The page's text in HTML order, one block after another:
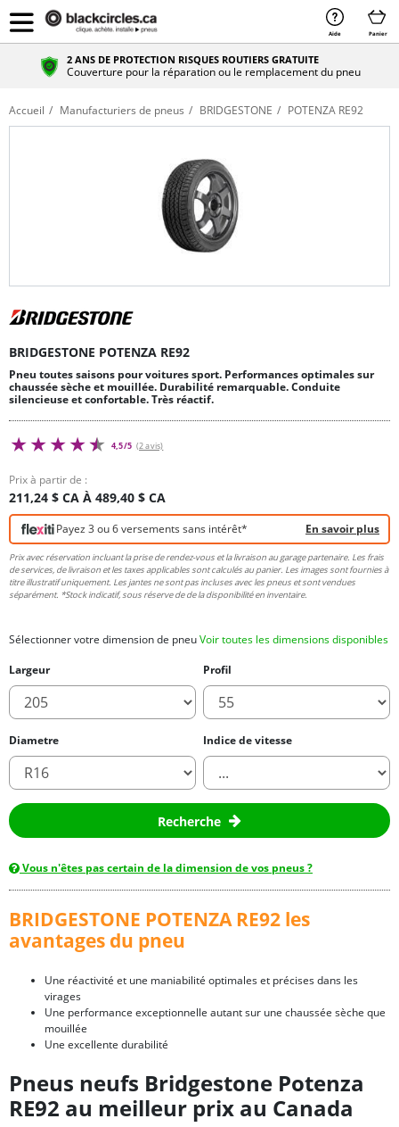
Aide Panier
2 ANS DE PROTECTION RISQUES ROUTIERS GRATUITE
Couverture pour la réparation ou le remplacement du pneu
Accueil Manufacturiers de pneus BRIDGESTONE POTENZA RE92
BRIDGESTONE POTENZA RE92
Pneu toutes saisons pour voitures sport. Performances optimales sur
chaussée sèche et mouillée. Durabilité remarquable. Conduite
silencieuse et confortable. Très réactif.
4,5/5 (2 avis)
Prix à partir de :
211,24 $ CA À 489,40 $ CA
Payez 3 ou 6 versements sans intérêt* En savoir plus
Prix avec réservation incluant la prise de rendez-vous et la livraison au garage partenaire. Les frais
de services, de livraison et les taxes applicables sont calculés au panier. Les images sont fournies à
titre illustratif uniquement. Les jantes ne sont pas incluses avec les pneus et sont vendues
séparément. *Stock indicatif, sous réserve de de la disponibilité en inventaire.
Sélectionner votre dimension de pneuVoir toutes les dimensions disponibles
Largeur
Profil
Diametre Indice de vitesse
Recherche
Vous n'êtes pas certain de la dimension de vos pneus ?
BRIDGESTONE POTENZA RE92 les
avantages du pneu
Une réactivité et une maniabilité optimales et précises dans les
virages
Une performance exceptionnelle autant sur une chaussée sèche que
mouillée
Une excellente durabilité
Pneus neufs Bridgestone Potenza
RE92 au meilleur prix au Canada